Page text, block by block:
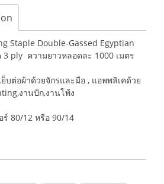
Staple Double-Gassed Egyptian
ply ความยาวหลอดละ 1000 เมตร
บต่อผ้าด้วยจักรและมือ , แอพพลิเคด้วย
งานปัก,งานโพ้ง
ร์ 80/12 หรือ 90/14